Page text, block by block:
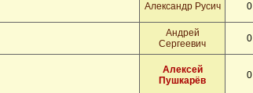
Александр Русич 0
Андрей
Сергеевич
0
Алексей
Пушкарёв
0